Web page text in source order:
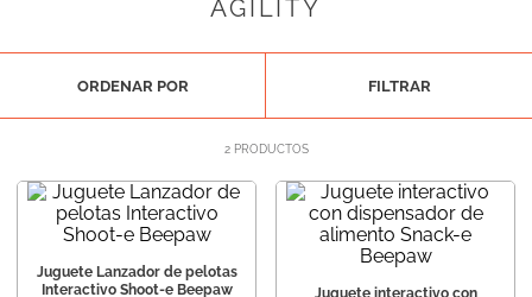
AGILITY
ORDENAR POR FILTRAR
2 PRODUCTOS
Juguete Lanzador de pelotas
Interactivo Shoot-e Beepaw
Juguete interactivo con
4 .
piedras
5.
vitalcan
pedigree
7.
perros
8.
fawna
9.
creamy